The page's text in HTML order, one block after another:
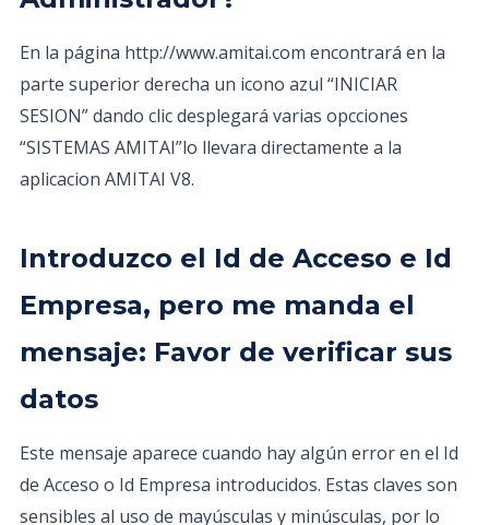
En la página http://www.amitai.com encontrará en la
parte superior derecha un icono azul “INICIAR
SESION” dando clic desplegará varias opcciones
“SISTEMAS AMITAI”lo llevara directamente a la
aplicacion AMITAI V8.
Introduzco el Id de Acceso e Id
Empresa, pero me manda el
mensaje: Favor de verificar sus
datos
Este mensaje aparece cuando hay algún error en el Id
de Acceso o Id Empresa introducidos. Estas claves son
sensibles al uso de mayúsculas y minúsculas, por lo